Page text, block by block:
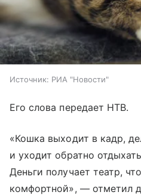
Источник: РИА "Новости"
Его слова передает НТВ.
«Кошка выходит в кадр,
и уходит обратно
Деньги получает театр,
комфортной», — отметил